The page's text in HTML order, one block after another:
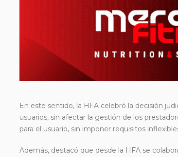
En este sentido, la HFA celebró la decisión
usuarios, sin afectar la gestión de los
para el usuario, sin imponer requisitos
Además, destacó que desde la HFA se